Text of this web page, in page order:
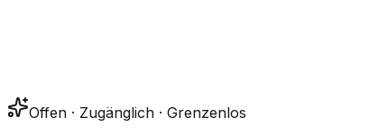
Offen · Zugänglich · Grenzenlos